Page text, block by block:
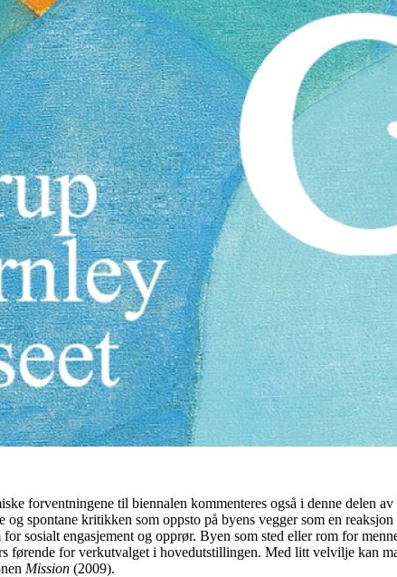
forventningene til biennalen kommenteres også i denne delen
spontane kritikken som oppsto på byens vegger som en
sosialt engasjement og opprør. Byen som sted eller rom for
førende for verkutvalget i hovedutstillingen. Med litt velvilje kan
Mission (2009).